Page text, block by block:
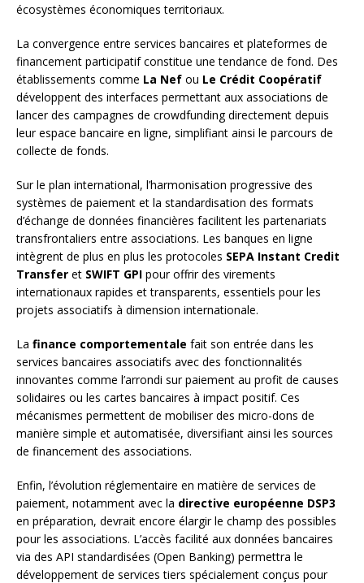
écosystèmes économiques territoriaux.
La convergence entre services bancaires et plateformes de
financement participatif constitue une tendance de fond. Des
établissements comme La Nef ou Le Crédit Coopératif
développent des interfaces permettant aux associations de
lancer des campagnes de crowdfunding directement depuis
leur espace bancaire en ligne, simplifiant ainsi le parcours de
collecte de fonds.
Sur le plan international, l’harmonisation progressive des
systèmes de paiement et la standardisation des formats
d’échange de données financières facilitent les partenariats
transfrontaliers entre associations. Les banques en ligne
intègrent de plus en plus les protocoles SEPA Instant Credit
Transfer et SWIFT GPI pour offrir des virements
internationaux rapides et transparents, essentiels pour les
projets associatifs à dimension internationale.
La finance comportementale fait son entrée dans les
services bancaires associatifs avec des fonctionnalités
innovantes comme l’arrondi sur paiement au profit de causes
solidaires ou les cartes bancaires à impact positif. Ces
mécanismes permettent de mobiliser des micro-dons de
manière simple et automatisée, diversifiant ainsi les sources
de financement des associations.
Enfin, l’évolution réglementaire en matière de services de
paiement, notamment avec la directive européenne DSP3
en préparation, devrait encore élargir le champ des possibles
pour les associations. L’accès facilité aux données bancaires
via des API standardisées (Open Banking) permettra le
développement de services tiers spécialement conçus pour